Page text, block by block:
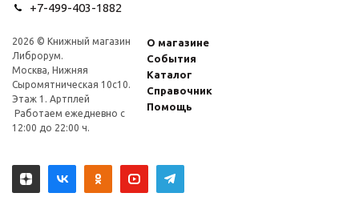
+7-499-403-1882
2026 © Книжный магазин
Либрорум.
Москва, Нижняя
Сыромятническая 10с10.
Этаж 1. Артплей
Работаем ежедневно с
12:00 до 22:00 ч.
О магазине
События
Каталог
Справочник
Помощь